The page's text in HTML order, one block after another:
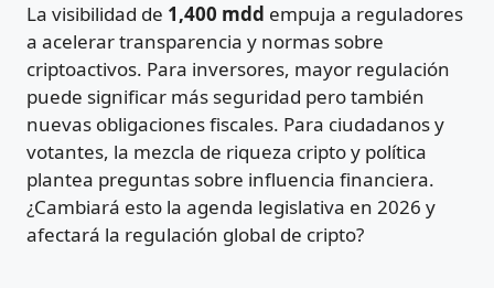
La visibilidad de 1,400 mdd empuja a reguladores
a acelerar transparencia y normas sobre
criptoactivos. Para inversores, mayor regulación
puede significar más seguridad pero también
nuevas obligaciones fiscales. Para ciudadanos y
votantes, la mezcla de riqueza cripto y política
plantea preguntas sobre influencia financiera.
¿Cambiará esto la agenda legislativa en 2026 y
afectará la regulación global de cripto?